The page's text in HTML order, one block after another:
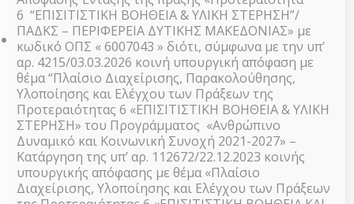
This event has passed.
Διαδικτυακό σεμινάριο
πανικού και αγοραφοβία»
12 Ιουλίου 2022 @ 11:00-12:00
6 “ΕΠΙΣΙΤΙΣΤΙΚΗ ΒΟΗΘΕΙΑ & ΥΛΙΚΗ ΣΤΕΡΗΣΗ”/
ΠΑΔΚΣ – ΠΕΡΙΦΕΡΕΙΑ ΔΥΤΙΚΗΣ ΜΑΚΕΔΟΝΙΑΣ» με
κωδικό ΟΠΣ « 6007043 » διότι, σύμφωνα με την υπ’
αρ. 4215/03.03.2026 κοινή υπουργική απόφαση με
θέμα “Πλαίσιο Διαχείρισης, Παρακολούθησης,
Υλοποίησης και Ελέγχου των Πράξεων της
Προτεραιότητας 6 «ΕΠΙΣΙΤΙΣΤΙΚΗ ΒΟΗΘΕΙΑ & ΥΛΙΚΗ
ΣΤΕΡΗΣΗ» του Προγράμματος «Ανθρώπινο
Δυναμικό και Κοινωνική Συνοχή 2021-2027» –
Κατάργηση της υπ’ αρ. 112672/22.12.2023 κοινής
υπουργικής απόφασης με θέμα «Πλαίσιο
Διαχείρισης, Υλοποίησης και Ελέγχου των Πράξεων